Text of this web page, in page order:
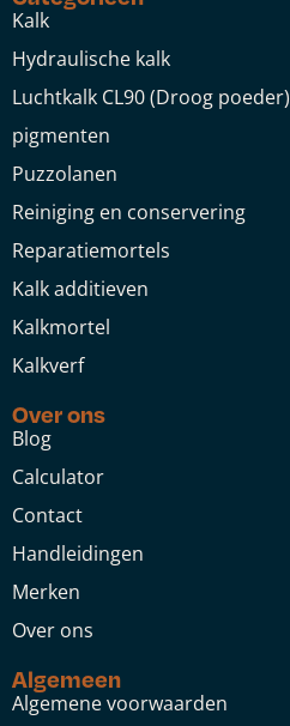
Kalk
Hydraulische kalk
Luchtkalk CL90 (Droog poeder)
pigmenten
Puzzolanen
Reiniging en conservering
Reparatiemortels
Kalk additieven
Kalkmortel
Kalkverf
Over ons
Blog
Calculator
Contact
Handleidingen
Merken
Over ons
Algemeen
Algemene voorwaarden